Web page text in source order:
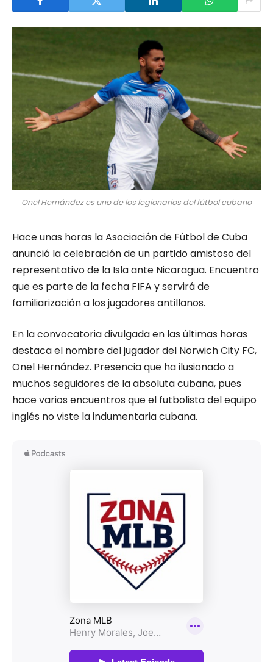
Onel Hernández es uno de los legionarios del fútbol cubano
Hace unas horas la Asociación de Fútbol de Cuba
anunció la celebración de un partido amistoso del
representativo de la Isla ante Nicaragua. Encuentro
que es parte de la fecha FIFA y servirá de
familiarización a los jugadores antillanos.
En la convocatoria divulgada en las últimas horas
destaca el nombre del jugador del Norwich City FC,
Onel Hernández. Presencia que ha ilusionado a
muchos seguidores de la absoluta cubana, pues
hace varios encuentros que el futbolista del equipo
inglés no viste la indumentaria cubana.